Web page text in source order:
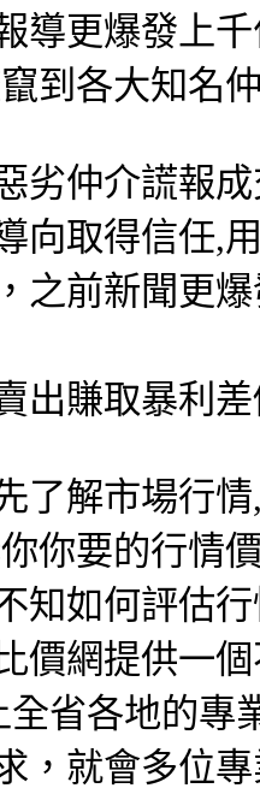
導更爆發上
到各大知名
劣仲介謊報
向取得信任,
之前新聞更
出賺取暴利
了解市場行
你要的行情
知如何評估
價網提供一
全省各地的專
，就會多位